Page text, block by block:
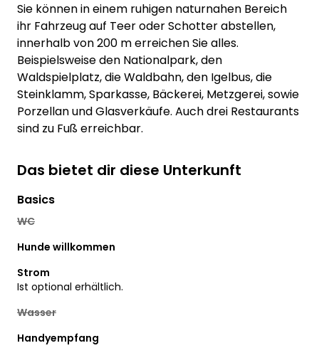
Sie können in einem ruhigen naturnahen Bereich
ihr Fahrzeug auf Teer oder Schotter abstellen,
innerhalb von 200 m erreichen Sie alles.
Beispielsweise den Nationalpark, den
Waldspielplatz, die Waldbahn, den Igelbus, die
Steinklamm, Sparkasse, Bäckerei, Metzgerei, sowie
Porzellan und Glasverkäufe. Auch drei Restaurants
sind zu Fuß erreichbar.
Das bietet dir diese Unterkunft
Basics
WC
Hunde willkommen
Strom
Ist optional erhältlich.
Wasser
Handyempfang